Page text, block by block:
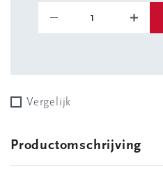
Vergelijk
Productomschrijving